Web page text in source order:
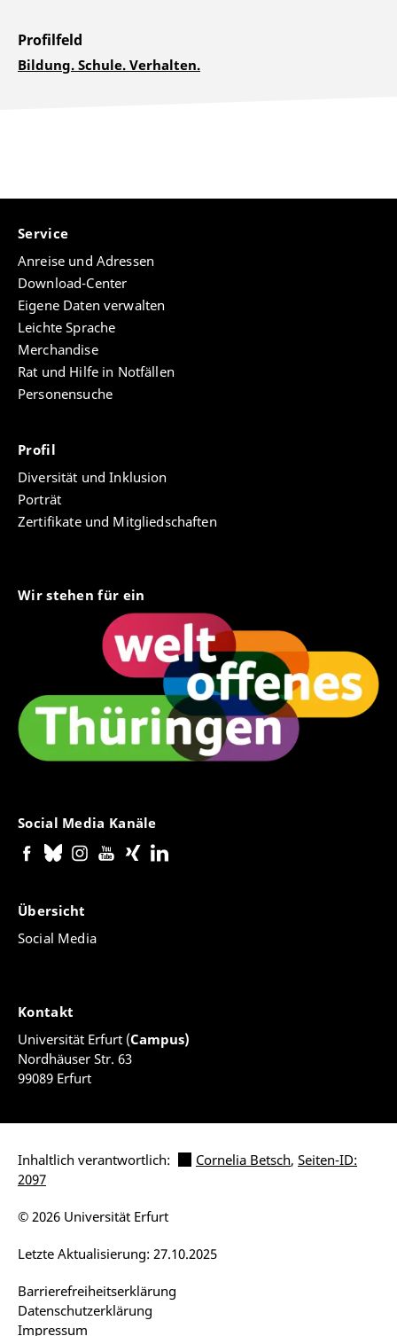
Profilfeld
Bildung. Schule. Verhalten.
Service
Anreise und Adressen
Download-Center
Eigene Daten verwalten
Leichte Sprache
Merchandise
Rat und Hilfe in Notfällen
Personensuche
Profil
Diversität und Inklusion
Porträt
Zertifikate und Mitgliedschaften
Wir stehen für ein
Social Media Kanäle
Übersicht
Social Media
Kontakt
Universität Erfurt (Campus)
Nordhäuser Str. 63
99089 Erfurt
Inhaltlich verantwortlich: Cornelia Betsch, Seiten-ID:
2097
Barrierefreiheitserklärung
Datenschutzerklärung
Impressum
Letzte Aktualisierung: 27.10.2025
© 2026 Universität Erfurt